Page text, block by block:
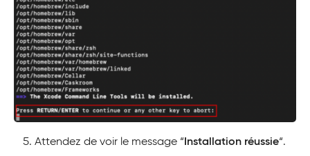
Attendez de voir le message “ Installation réussie“.